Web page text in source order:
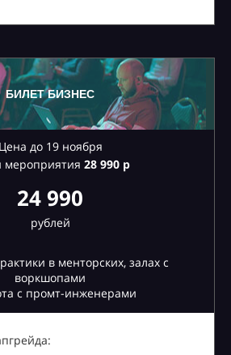
БИЛЕТ БИЗНЕС
Цена до 19 ноября
мероприятия 28990 р
24 990
рублей
в менторских, залах с
воркшопами
с промт-инженерами